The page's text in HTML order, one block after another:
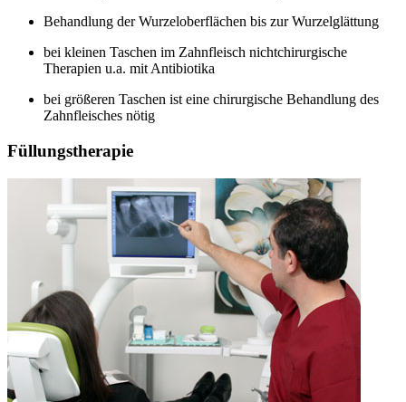
Behandlung der Wurzeloberflächen bis zur Wurzelglättung
bei kleinen Taschen im Zahnfleisch nichtchirurgische
Therapien u.a. mit Antibiotika
bei größeren Taschen ist eine chirurgische Behandlung des
Zahnfleisches nötig
Füllungstherapie